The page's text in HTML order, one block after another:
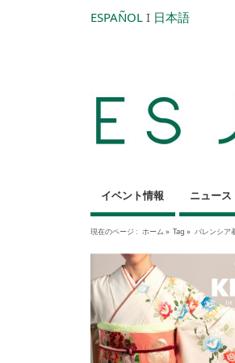
ESPAÑOL I 日本語
イベント情報 ニュース
現在のページ : ホーム » Tag » バレンシア